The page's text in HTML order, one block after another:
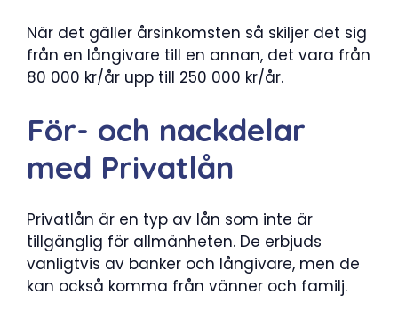
När det gäller årsinkomsten så skiljer det sig
från en långivare till en annan, det vara från
80 000 kr/år upp till 250 000 kr/år.
För- och nackdelar
med Privatlån
Privatlån är en typ av lån som inte är
tillgänglig för allmänheten. De erbjuds
vanligtvis av banker och långivare, men de
kan också komma från vänner och familj.